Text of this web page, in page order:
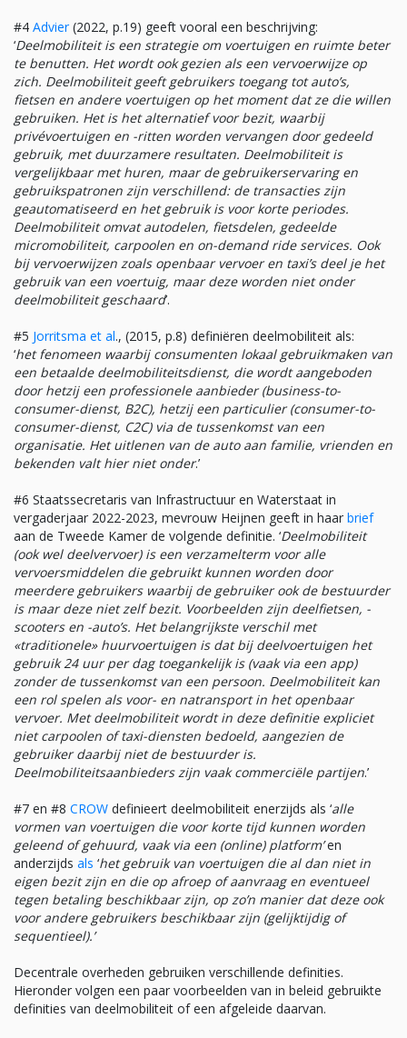
#4 Advier(2022, p.19) geeft vooral een beschrijving:
‘Deelmobiliteit is een strategie om voertuigen en ruimte beter
te benutten. Het wordt ook gezien als een vervoerwijze op
zich. Deelmobiliteit geeft gebruikers toegang tot auto’s,
fietsen en andere voertuigen op het moment dat ze die willen
gebruiken. Het is het alternatief voor bezit, waarbij
privévoertuigen en -ritten worden vervangen door gedeeld
gebruik, met duurzamere resultaten. Deelmobiliteit is
vergelijkbaar met huren, maar de gebruikerservaring en
gebruikspatronen zijn verschillend: de transacties zijn
geautomatiseerd en het gebruik is voor korte periodes.
Deelmobiliteit omvat autodelen, fietsdelen, gedeelde
micromobiliteit, carpoolen en on-demand ride services. Ook
bij vervoerwijzen zoals openbaar vervoer en taxi’s deel je het
gebruik van een voertuig, maar deze worden niet onder
deelmobiliteit geschaard’.
#5 Jorritsma et al., (2015, p.8) definiëren deelmobiliteit als:
‘het fenomeen waarbij consumenten lokaal gebruikmaken van
een betaalde deelmobiliteitsdienst, die wordt aangeboden
door hetzij een professionele aanbieder (business-to-
consumer-dienst, B2C), hetzij een particulier (consumer-to-
consumer-dienst, C2C) via de tussenkomst van een
organisatie. Het uitlenen van de auto aan familie, vrienden en
bekenden valt hier niet onder.’
#6 Staatssecretaris van Infrastructuur en Waterstaat in
vergaderjaar 2022-2023, mevrouw Heijnen geeft in haar brief
aan de Tweede Kamer de volgende definitie. ‘Deelmobiliteit
(ook wel deelvervoer) is een verzamelterm voor alle
vervoersmiddelen die gebruikt kunnen worden door
meerdere gebruikers waarbij de gebruiker ook de bestuurder
is maar deze niet zelf bezit. Voorbeelden zijn deelfietsen, -
scooters en -auto’s. Het belangrijkste verschil met
«traditionele» huurvoertuigen is dat bij deelvoertuigen het
gebruik 24 uur per dag toegankelijk is (vaak via een app)
zonder de tussenkomst van een persoon. Deelmobiliteit kan
een rol spelen als voor- en natransport in het openbaar
vervoer. Met deelmobiliteit wordt in deze definitie expliciet
niet carpoolen of taxi-diensten bedoeld, aangezien de
gebruiker daarbij niet de bestuurder is.
Deelmobiliteitsaanbieders zijn vaak commerciële partijen.’
#7 en #8 CROW definieert deelmobiliteit enerzijds als ‘alle
vormen van voertuigen die voor korte tijd kunnen worden
geleend of gehuurd, vaak via een (online) platform’en
anderzijds als ‘het gebruik van voertuigen die al dan niet in
eigen bezit zijn en die op afroep of aanvraag en eventueel
tegen betaling beschikbaar zijn, op zo’n manier dat deze ook
voor andere gebruikers beschikbaar zijn (gelijktijdig of
sequentieel).’
Decentrale overheden gebruiken verschillende definities.
Hieronder volgen een paar voorbeelden van in beleid gebruikte
definities van deelmobiliteit of een afgeleide daarvan.